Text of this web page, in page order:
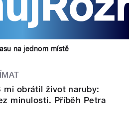
na jednom místě
mi obrátil život naruby:
minulosti. Příběh Petra